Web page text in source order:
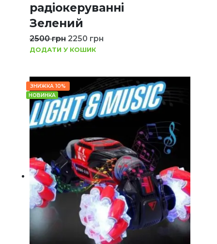
радіокеруванні
Зелений
2500грн 2250 грн
ДОДАТИ У КОШИК
ЗНИЖКА 10%
НОВИНКА